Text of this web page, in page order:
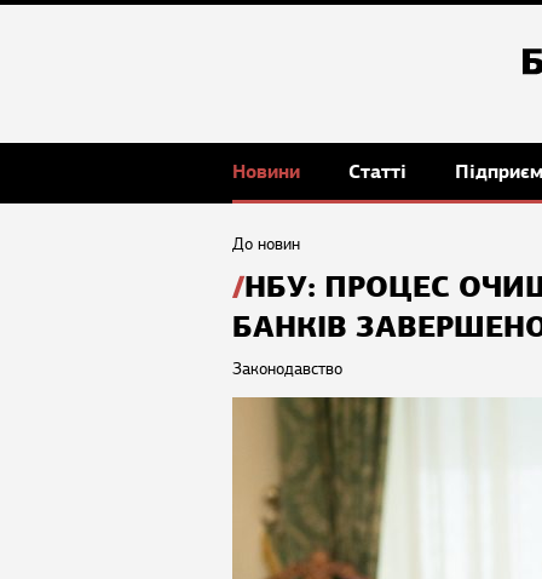
Новини Статті
До новин
НБУ: ПРОЦЕС
БАНКІВ
Законодавство